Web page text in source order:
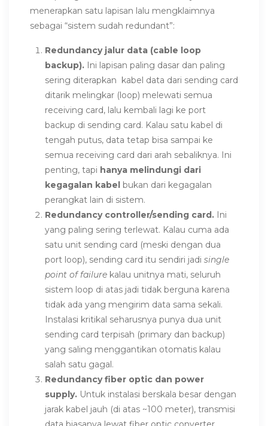
menerapkan satu lapisan lalu mengklaimnya
sebagai “sistem sudah redundant”:
Redundancy jalur data (cable loop
backup). Ini lapisan paling dasar dan paling
sering diterapkan kabel data dari sending card
ditarik melingkar (loop) melewati semua
receiving card, lalu kembali lagi ke port
backup di sending card. Kalau satu kabel di
tengah putus, data tetap bisa sampai ke
semua receiving card dari arah sebaliknya. Ini
penting, tapi hanya melindungi dari
kegagalan kabel
bukan dari kegagalan
perangkat lain di sistem.
Redundancy controller/sending card. Ini
yang paling sering terlewat. Kalau cuma ada
satu unit sending card (meski dengan dua
port loop), sending card itu sendiri jadi single
point of failure kalau unitnya mati, seluruh
sistem loop di atas jadi tidak berguna karena
tidak ada yang mengirim data sama sekali.
Instalasi kritikal seharusnya punya dua unit
sending card terpisah (primary dan backup)
yang saling menggantikan otomatis kalau
salah satu gagal.
Redundancy fiber optic dan power
supply. Untuk instalasi berskala besar dengan
jarak kabel jauh (di atas ~100 meter), transmisi